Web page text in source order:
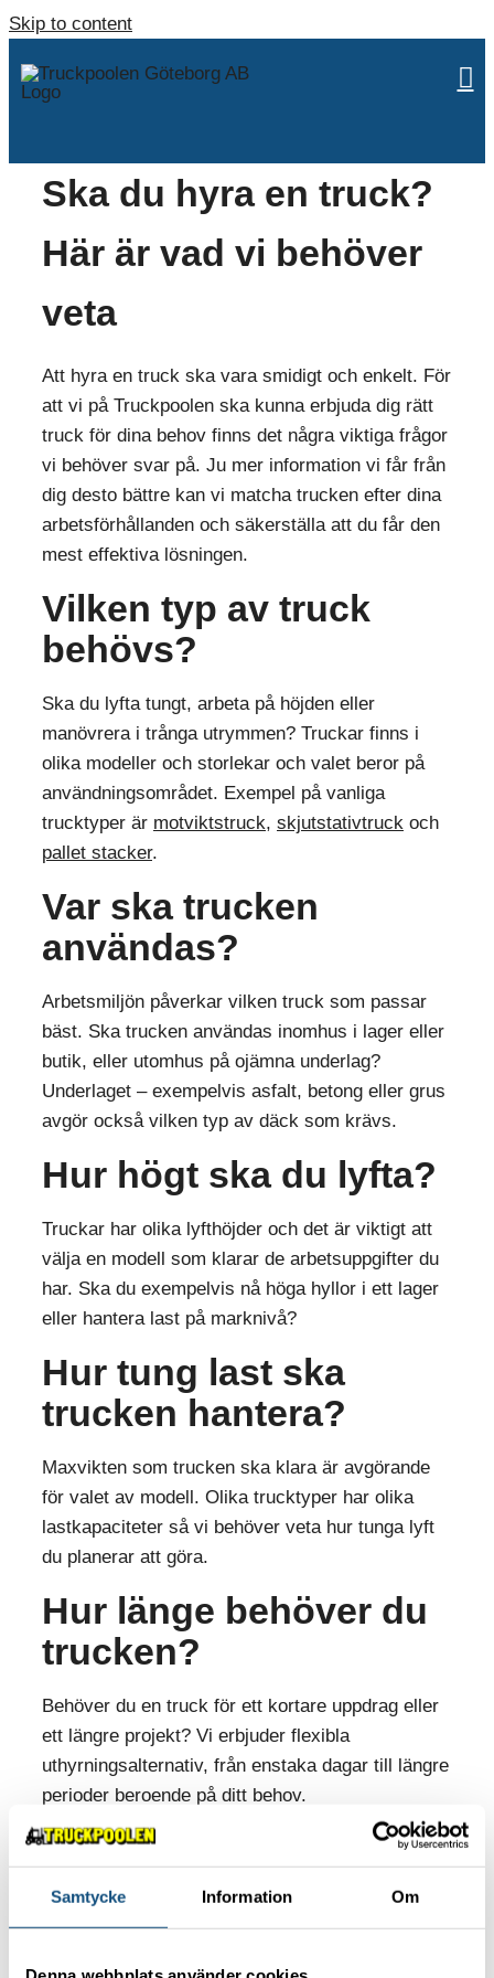
Samtycke Information Om
Skip to content
Ska du hyra en truck?
Här är vad vi behöver
veta
Att hyra en truck ska vara smidigt och enkelt. För
att vi på Truckpoolen ska kunna erbjuda dig rätt
truck för dina behov finns det några viktiga frågor
vi behöver svar på. Ju mer information vi får från
dig desto bättre kan vi matcha trucken efter dina
arbetsförhållanden och säkerställa att du får den
mest effektiva lösningen.
Vilken typ av truck
behövs?
Ska du lyfta tungt, arbeta på höjden eller
manövrera i trånga utrymmen? Truckar finns i
olika modeller och storlekar och valet beror på
användningsområdet. Exempel på vanliga
trucktyper är motviktstruck, skjutstativtruck och
pallet stacker.
Var ska trucken
användas?
Arbetsmiljön påverkar vilken truck som passar
bäst. Ska trucken användas inomhus i lager eller
butik, eller utomhus på ojämna underlag?
Underlaget – exempelvis asfalt, betong eller grus
avgör också vilken typ av däck som krävs.
Hur högt ska du lyfta?
Truckar har olika lyfthöjder och det är viktigt att
välja en modell som klarar de arbetsuppgifter du
har. Ska du exempelvis nå höga hyllor i ett lager
eller hantera last på marknivå?
Hur tung last ska
trucken hantera?
Maxvikten som trucken ska klara är avgörande
för valet av modell. Olika trucktyper har olika
lastkapaciteter så vi behöver veta hur tunga lyft
du planerar att göra.
Hur länge behöver du
trucken?
Behöver du en truck för ett kortare uppdrag eller
ett längre projekt? Vi erbjuder flexibla
uthyrningsalternativ, från enstaka dagar till längre
perioder beroende på ditt behov.
Har du rätt truckkort?
För att få köra truck krävs att föraren har rätt
behörighet. Vilken trucktyp som används avgör